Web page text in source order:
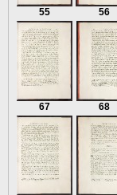
55 56
67 68